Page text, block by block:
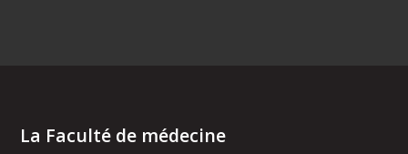
La Faculté de médecine